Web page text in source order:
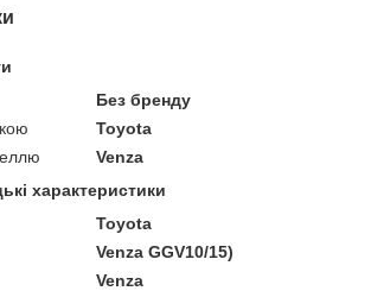
Без бренду
Toyota
Venza
характеристики
Toyota
Venza GGV10/15)
Venza